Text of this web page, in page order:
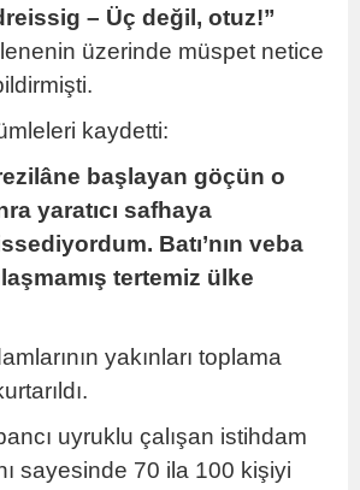
– Üç değil, otuz!”
üzerinde müspet netice
kaydetti:
başlayan göçün o
yaratıcı safhaya
Batı’nın veba
tertemiz ülke
yakınları toplama
uyruklu çalışan istihdam
sayesinde 70 ila 100 kişiyi